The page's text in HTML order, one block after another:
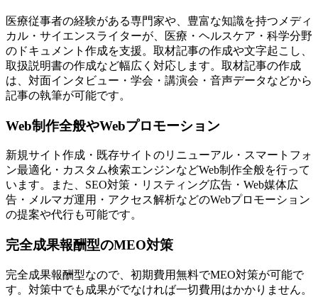
医療従事者の経験がある専門家や、豊富な知識を持つメディ
カル・サイエンスライターが、医療・ヘルスケア・科学分野
のドキュメント作成を支援。取材記事の作成や文字起こし、
取扱説明書の作成など幅広く対応します。取材記事の作成
は、対面インタビュー・学会・講演会・音声データなどから
記事の執筆が可能です。
Web制作全般やWebプロモーション
新規サイト作成・既存サイトのリニューアル・スマートフォ
ン最適化・カスタム検索エンジンなどWeb制作全般を行って
います。また、 SEO対策・リスティング広告・Web媒体広
告・メルマガ運用・アクセス解析などのWebプロモーション
の提案や代行も可能です。
完全成果報酬型のMEO対策
完全成果報酬型なので、初期費用無料でMEO対策が可能で
す。対策中でも成果がでなければ一切費用はかかりません。